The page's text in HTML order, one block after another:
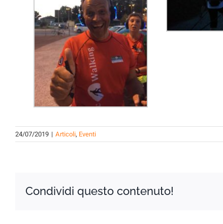
24/07/2019 | Articoli, Eventi
Condividi questo contenuto!